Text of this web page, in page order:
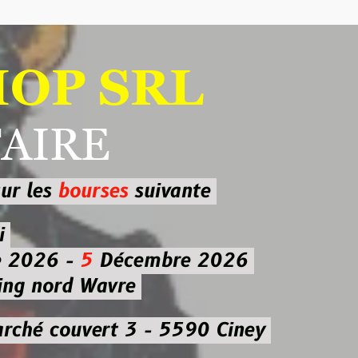
SRL
suivante
5Décembre 2026
Wavre
3 - 5590 Ciney